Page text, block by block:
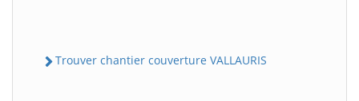
Trouver chantier couverture VALLAURIS